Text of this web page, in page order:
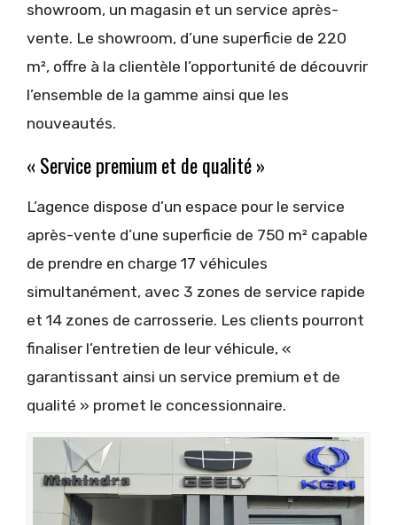
showroom, un magasin et un service après-
vente. Le showroom, d’une superficie de 220
m², offre à la clientèle l’opportunité de découvrir
l’ensemble de la gamme ainsi que les
nouveautés.
« Service premium et de qualité »
L’agence dispose d’un espace pour le service
après-vente d’une superficie de 750 m² capable
de prendre en charge 17 véhicules
simultanément, avec 3 zones de service rapide
et 14 zones de carrosserie. Les clients pourront
finaliser l’entretien de leur véhicule, «
garantissant ainsi un service premium et de
qualité » promet le concessionnaire.